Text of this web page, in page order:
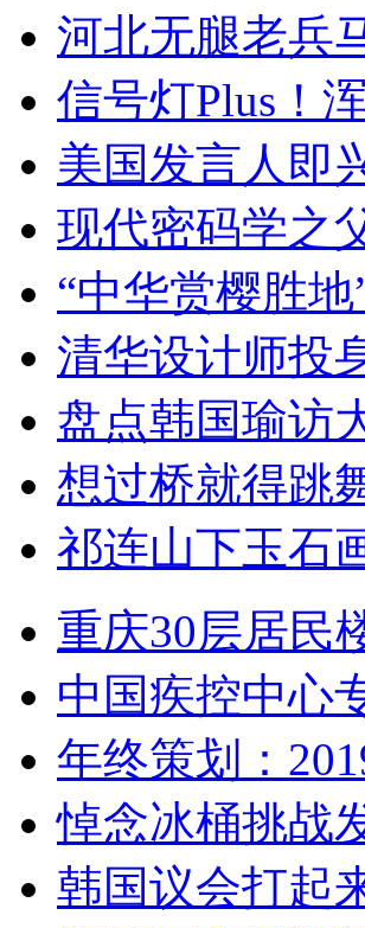
河北无腿老兵
信号灯Plus！
美国发言人即
现代密码学之
“中华赏樱胜
清华设计师投
盘点韩国瑜访
想过桥就得跳
祁连山下玉石
重庆30层居
中国疾控中心
年终策划：
悼念冰桶挑战
韩国议会打起